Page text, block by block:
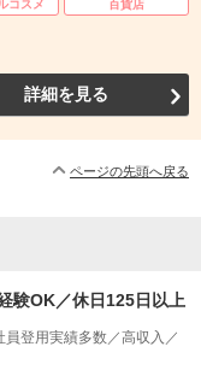
コスメ 百貨店
詳細を見る
ページの先頭へ戻る
験OK／休日125日以上
登用実績多数／高収入／